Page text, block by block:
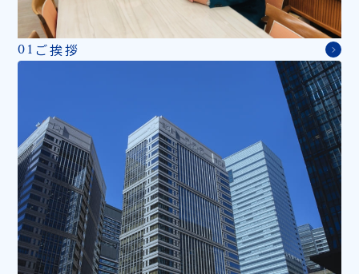
01 ご挨拶